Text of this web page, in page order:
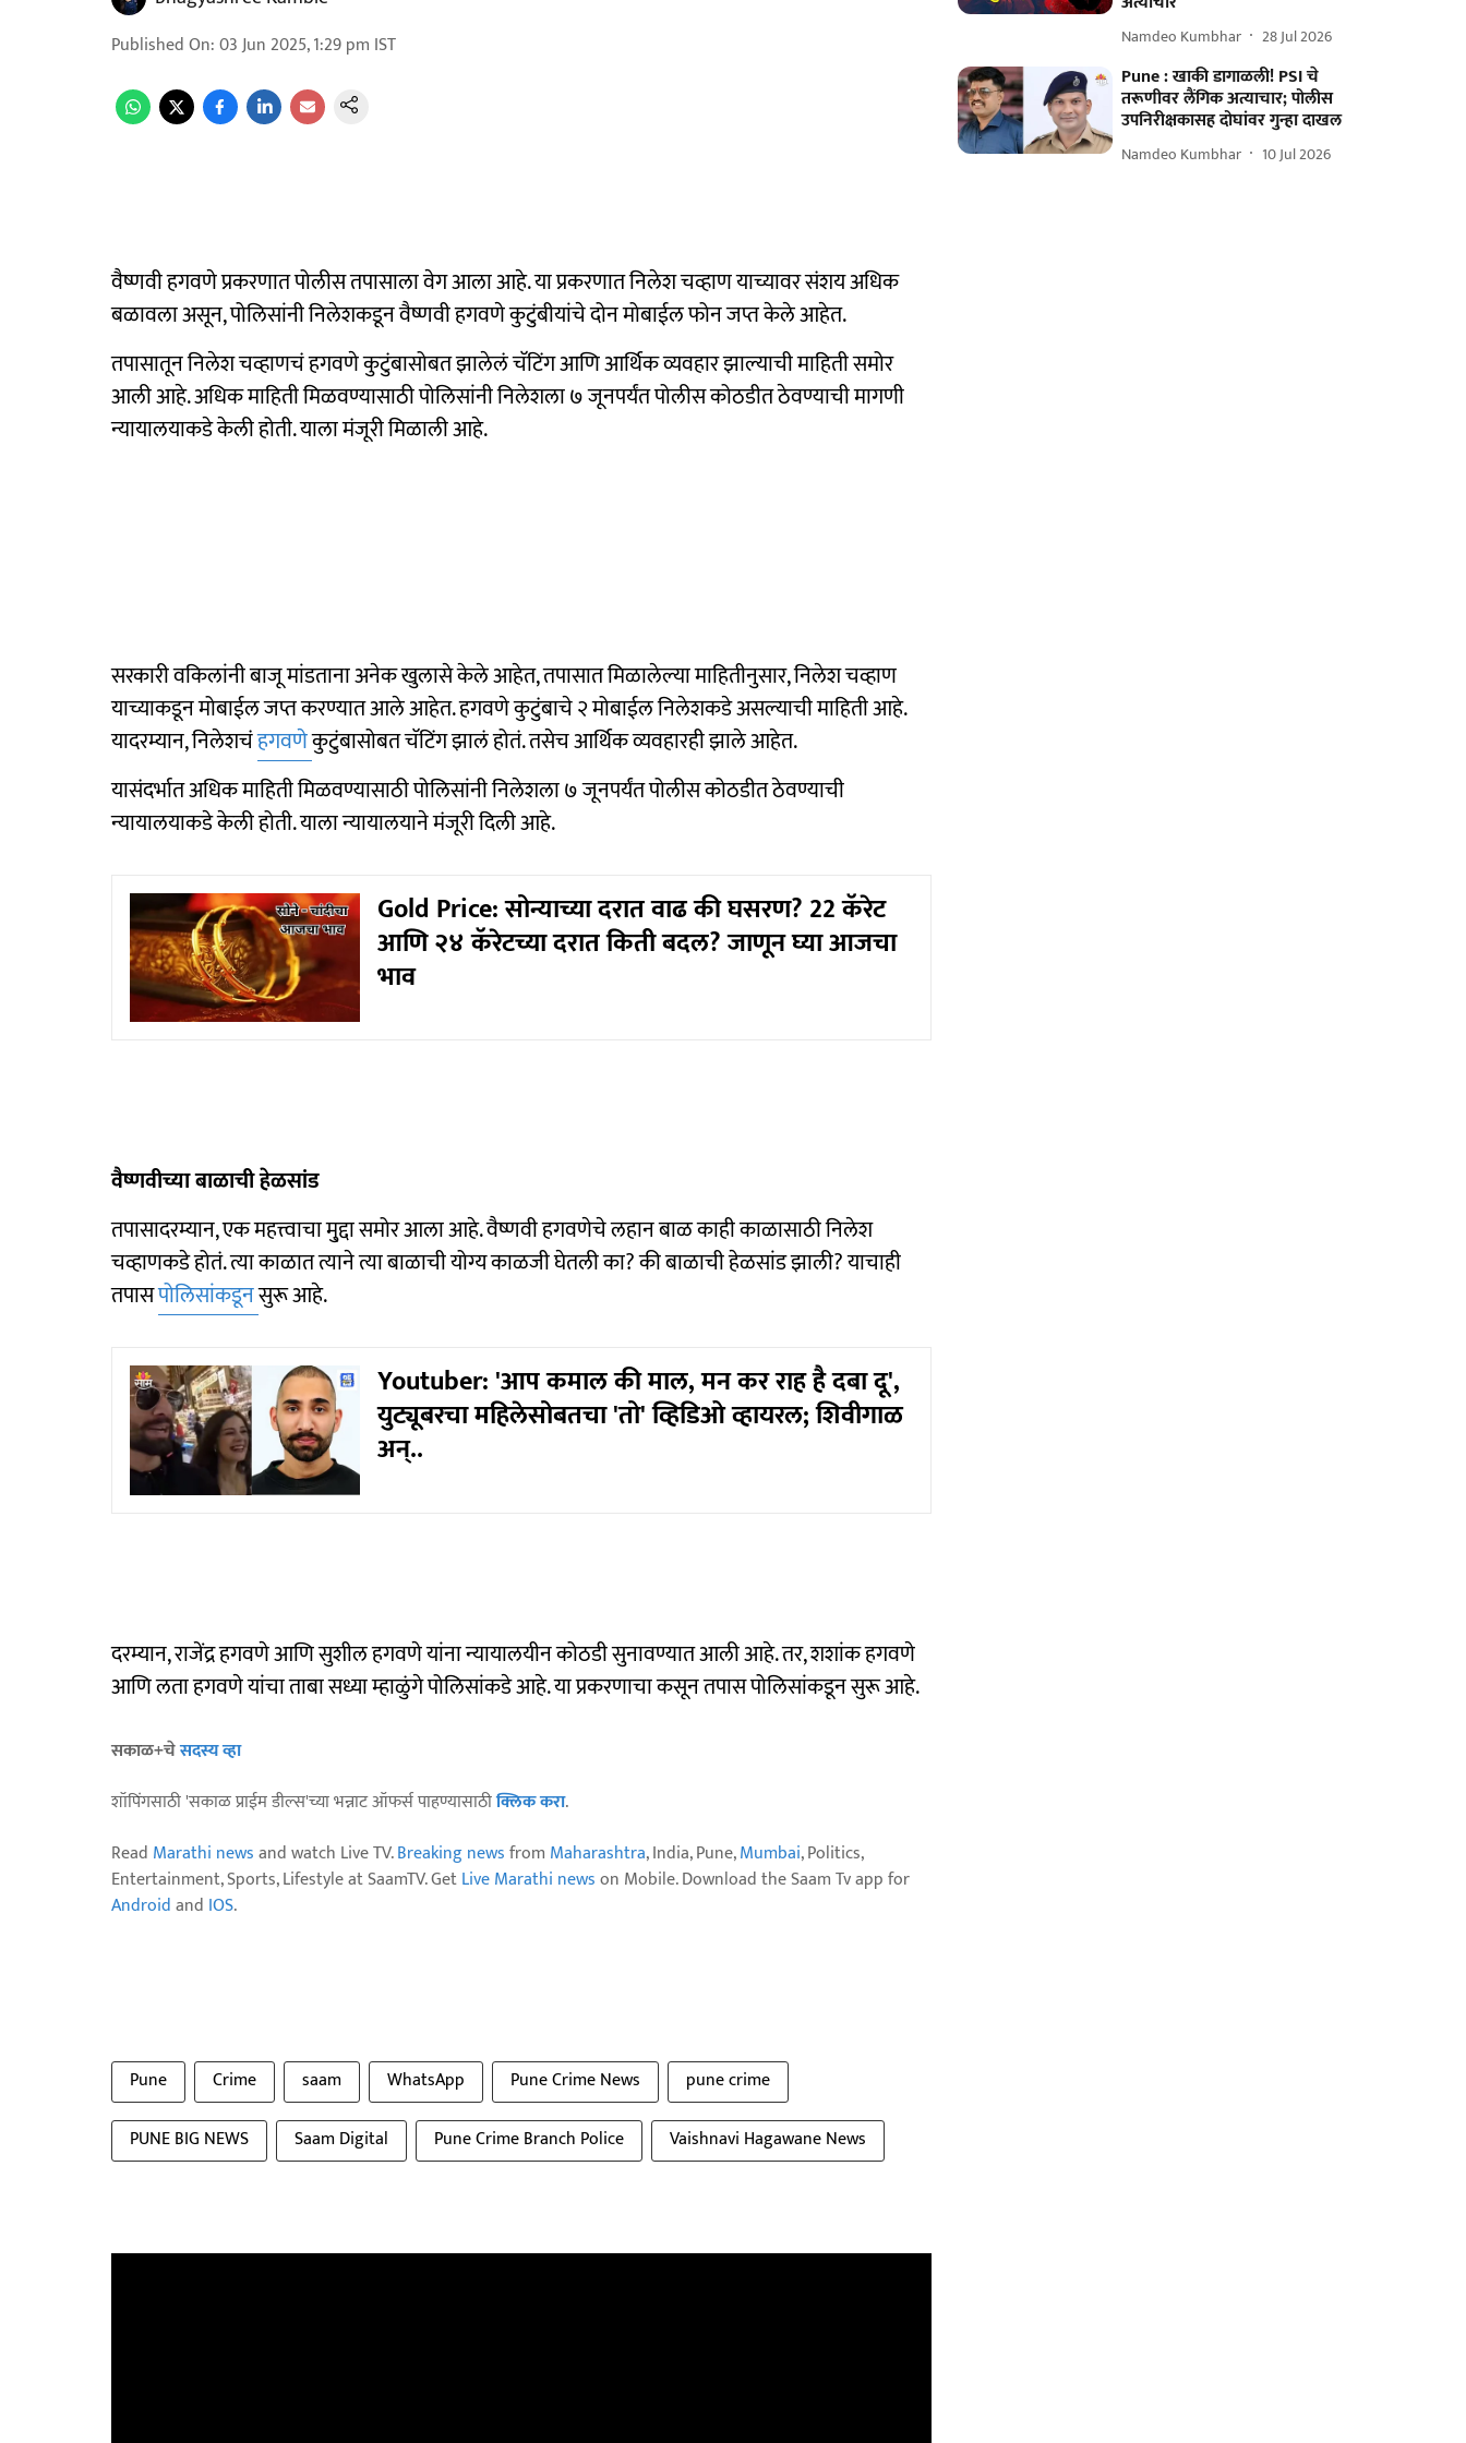
Published On:03 Jun 2025, 1:29 pm IST
वैष्णवी हगवणे प्रकरणात पोलीस तपासाला वेग आला आहे. या प्रकरणात निलेश चव्हाण याच्यावर संशय अधिक
बळावला असून, पोलिसांनी निलेशकडून वैष्णवी हगवणे कुटुंबीयांचे दोन मोबाईल फोन जप्त केले आहेत.
तपासातून निलेश चव्हाणचं हगवणे कुटुंबासोबत झालेलं चॅटिंग आणि आर्थिक व्यवहार झाल्याची माहिती समोर
आली आहे. अधिक माहिती मिळवण्यासाठी पोलिसांनी निलेशला ७ जूनपर्यंत पोलीस कोठडीत ठेवण्याची मागणी
न्यायालयाकडे केली होती. याला मंजूरी मिळाली आहे.
सरकारी वकिलांनी बाजू मांडताना अनेक खुलासे केले आहेत, तपासात मिळालेल्या माहितीनुसार, निलेश चव्हाण
याच्याकडून मोबाईल जप्त करण्यात आले आहेत. हगवणे कुटुंबाचे २ मोबाईल निलेशकडे असल्याची माहिती आहे.
यादरम्यान, निलेशचंहगवणेकुटुंबासोबत चॅटिंग झालं होतं. तसेच आर्थिक व्यवहारही झाले आहेत.
यासंदर्भात अधिक माहिती मिळवण्यासाठी पोलिसांनी निलेशला ७ जूनपर्यंत पोलीस कोठडीत ठेवण्याची
न्यायालयाकडे केली होती. याला न्यायालयाने मंजूरी दिली आहे.
Gold Price: सोन्याच्या दरात वाढ की घसरण? 22 कॅरेट
आणि २४ कॅरेटच्या दरात किती बदल? जाणून घ्या आजचा
भाव
वैष्णवीच्या बाळाची हेळसांड
तपासादरम्यान, एक महत्त्वाचा मु्द्दा समोर आला आहे. वैष्णवी हगवणेचे लहान बाळ काही काळासाठी निलेश
चव्हाणकडे होतं. त्या काळात त्याने त्या बाळाची योग्य काळजी घेतली का? की बाळाची हेळसांड झाली? याचाही
तपासपोलिसांकडूनसुरू आहे.
Youtuber: 'आप कमाल की माल, मन कर राह है दबा दू',
युट्यूबरचा महिलेसोबतचा 'तो' व्हिडिओ व्हायरल; शिवीगाळ
अन्..
दरम्यान, राजेंद्र हगवणे आणि सुशील हगवणे यांना न्यायालयीन कोठडी सुनावण्यात आली आहे. तर, शशांक हगवणे
आणि लता हगवणे यांचा ताबा सध्या म्हाळुंगे पोलिसांकडे आहे. या प्रकरणाचा कसून तपास पोलिसांकडून सुरू आहे.
सकाळ+चेसदस्य व्हा
शॉपिंगसाठी 'सकाळ प्राईम डील्स'च्या भन्नाट ऑफर्स पाहण्यासाठीक्लिक करा.
Read Marathi newsand watch Live TV.Breaking newsfrom Maharashtra, India, Pune,Mumbai, Politics,
Entertainment, Sports, Lifestyle at SaamTV. GetLive Marathi newson Mobile. Download the Saam Tv app for
Androidand IOS.
Pune Crime saam WhatsApp Pune Crime News
pune crime
PUNE BIG NEWS
Saam Digital Pune Crime Branch Police Vaishnavi Hagawane News
Namdeo Kumbhar 28 Jul 2026
Pune : खाकी डागाळली! PSI चे
तरूणीवर लैंगिक अत्याचार; पोलीस
उपनिरीक्षकासह दोघांवर गुन्हा दाखल
Namdeo Kumbhar 10 Jul 2026